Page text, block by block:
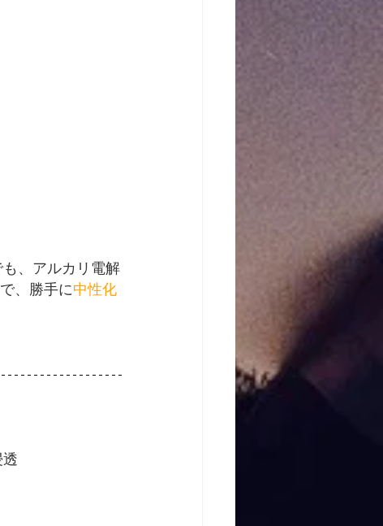
、アルカリ電解
、勝手に中性化